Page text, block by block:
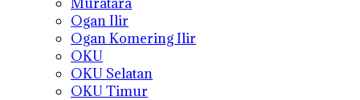
Ogan Ilir
Ogan Komering Ilir
OKU
OKU Selatan
OKU Timur